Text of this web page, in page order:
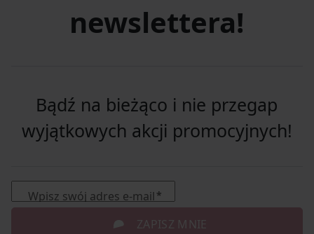
newslettera!
Bądź na bieżąco i nie przegap
wyjątkowych akcji promocyjnych!
Wpisz swój adres e-mail
ZAPISZ MNIE